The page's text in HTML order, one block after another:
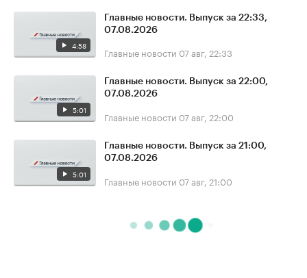
4:58
Главные новости. Выпуск за 22:33,
07.08.2026
Главные новости 07 авг, 22:33
5:01
Главные новости. Выпуск за 22:00,
07.08.2026
Главные новости 07 авг, 22:00
5:01
Главные новости. Выпуск за 21:00,
07.08.2026
Главные новости 07 авг, 21:00